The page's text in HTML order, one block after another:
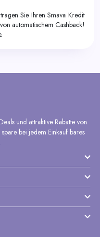
Sie Ihren Smava Kredit
automatischem Cashback!
und attraktive Rabatte von
bei jedem Einkauf bares